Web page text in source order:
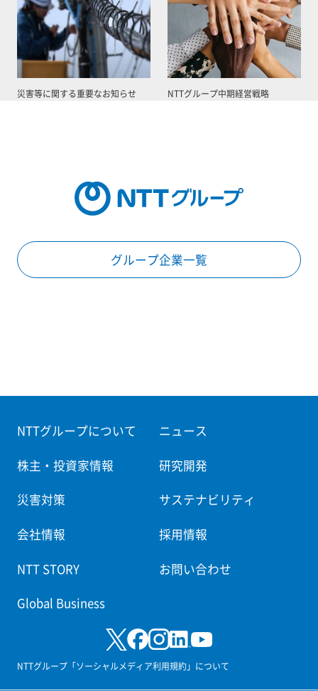
災害等に関する重要なお知らせ NTTグループ中期経営戦略
グループ企業一覧
NTTグループについて ニュース
株主・投資家情報 研究開発
災害対策 サステナビリティ
会社情報 採用情報
NTT STORY お問い合わせ
Global Business
NTTグループ「ソーシャルメディア利用規約」について